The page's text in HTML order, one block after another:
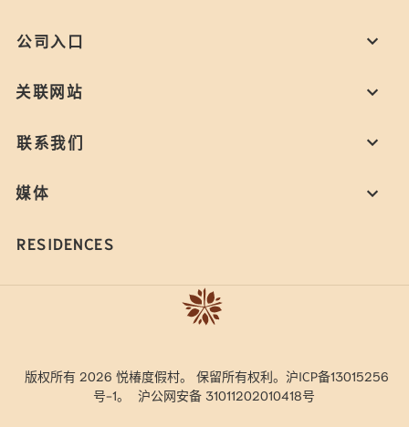
公司入口
关联网站
联系我们
媒体
RESIDENCES
版权所有 2026 悦椿度假村。 保留所有权利。沪ICP备13015256
号-1。
沪公网安备 31011202010418号